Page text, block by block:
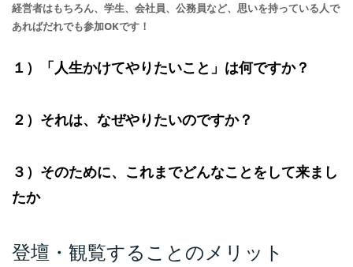
経営者はもちろん、学生、会社員、公務員など、思いを持っている人で
あればだれでも参加OKです！
１）「人生かけてやりたいこと」は何ですか？
２）それは、なぜやりたいのですか？
３）そのために、これまでどんなことをして来まし
たか
登壇・観覧することのメリット